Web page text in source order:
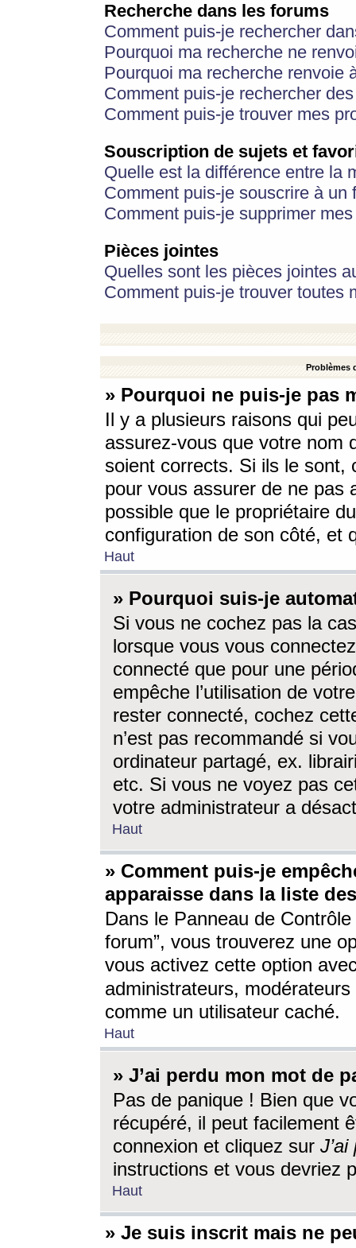
Recherche dans les forums
Comment puis-je rechercher
Pourquoi ma recherche ne
Pourquoi ma recherche renvoie
Comment puis-je rechercher
Comment puis-je trouver mes
Souscription de sujets et
Quelle est la différence entre la
Comment puis-je souscrire à
Comment puis-je supprimer
Pièces jointes
Quelles sont les pièces jointes
Comment puis-je trouver toutes
Problèmes
» Pourquoi ne puis-je pas
Il y a plusieurs raisons qui
assurez-vous que votre nom
soient corrects. Si ils le sont,
pour vous assurer de ne pas
possible que le propriétaire
configuration de son côté, et
Haut
» Pourquoi suis-je
Si vous ne cochez pas la
lorsque vous vous
connecté que pour une
empêche l’utilisation de
rester connecté, cochez
n’est pas recommandé si
ordinateur partagé, ex.
etc. Si vous ne voyez pas
votre administrateur a
Haut
» Comment puis-je
apparaisse dans la liste
Dans le Panneau de
forum”, vous trouverez une
vous activez cette option
administrateurs,
comme un utilisateur caché.
Haut
» J’ai perdu mon mot de
Pas de panique ! Bien que
récupéré, il peut facilement
connexion et cliquez sur
instructions et vous devriez
Haut
» Je suis inscrit mais ne